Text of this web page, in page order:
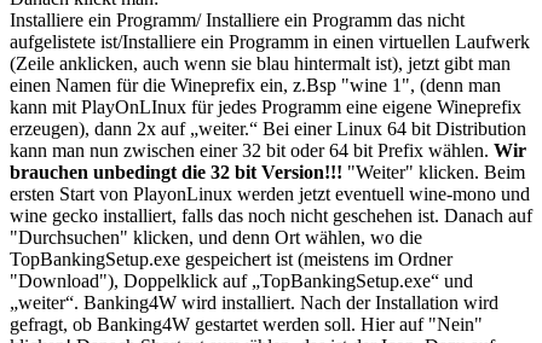
Installiere ein Programm/ Installiere ein Programm das nicht
aufgelistete ist/Installiere ein Programm in einen virtuellen Laufwerk
(Zeile anklicken, auch wenn sie blau hintermalt ist), jetzt gibt man
einen Namen für die Wineprefix ein, z.Bsp "wine 1", (denn man
kann mit PlayOnLInux für jedes Programm eine eigene Wineprefix
erzeugen), dann 2x auf „weiter.“ Bei einer Linux 64 bit Distribution
kann man nun zwischen einer 32 bit oder 64 bit Prefix wählen. Wir
brauchen unbedingt die 32 bit Version!!! "Weiter" klicken. Beim
ersten Start von PlayonLinux werden jetzt eventuell wine-mono und
wine gecko installiert, falls das noch nicht geschehen ist. Danach auf
"Durchsuchen" klicken, und denn Ort wählen, wo die
TopBankingSetup.exe gespeichert ist (meistens im Ordner
"Download"), Doppelklick auf „TopBankingSetup.exe“ und
„weiter“. Banking4W wird installiert. Nach der Installation wird
gefragt, ob Banking4W gestartet werden soll. Hier auf "Nein"